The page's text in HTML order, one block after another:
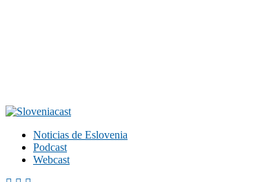
Noticias de Eslovenia
Podcast
Webcast